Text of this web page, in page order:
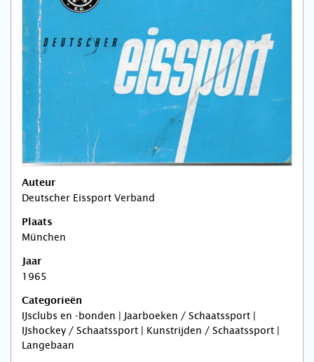
Auteur
Deutscher Eissport Verband
Plaats
München
Jaar
1965
Categorieën
IJsclubs en -bonden | Jaarboeken / Schaatssport |
IJshockey / Schaatssport | Kunstrijden / Schaatssport |
Langebaan